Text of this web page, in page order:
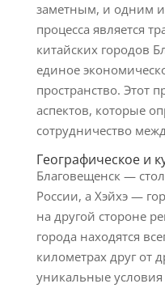
заметным, и одним
процесса является
китайских городов
единое
пространство. Этот
аспектов, которые
сотрудничество
Географическое и
Благовещенск —
России, а Хэйхэ —
на другой стороне
города находятся
километрах друг от
уникальные условия